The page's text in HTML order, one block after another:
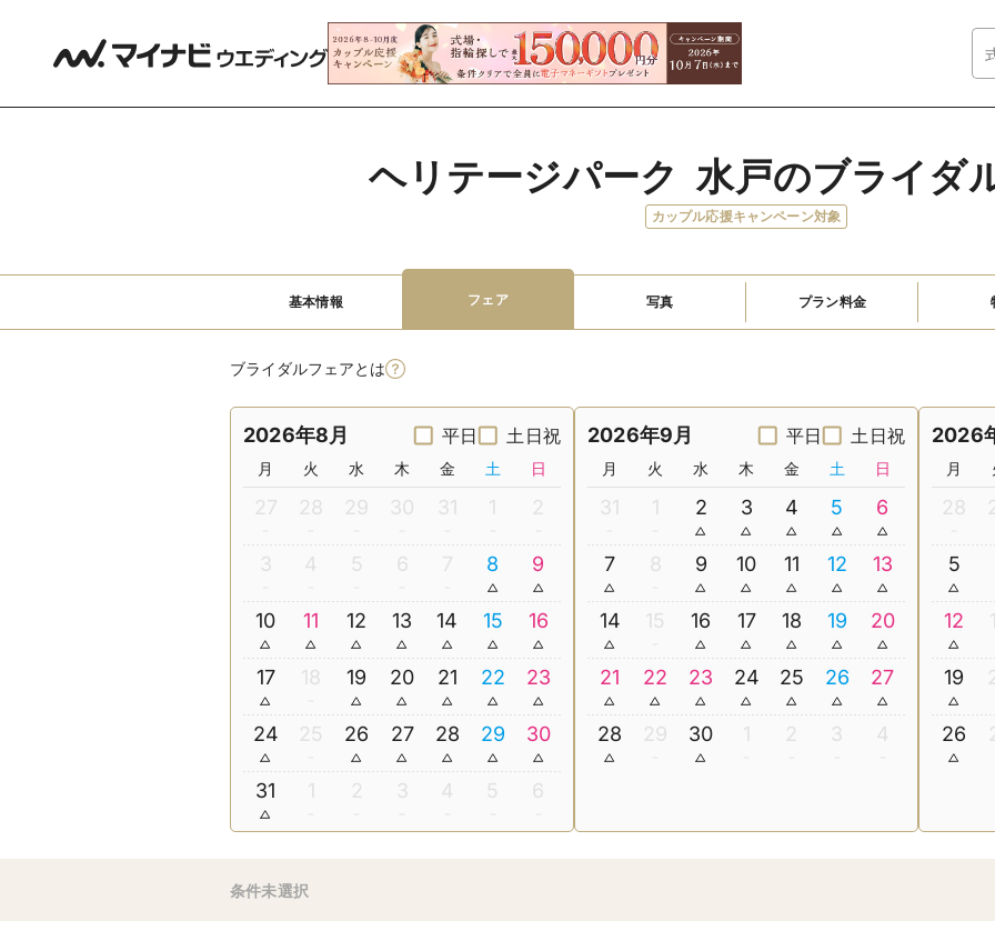
ヘリテージパーク  水戸のブライダ
カップル応援キャンペーン対象
基本情報 フェア 写真 プラン料金
ブライダルフェアとは
2026年8月 平日 土日祝
月 火 水 木 金 土 日
27 28 29 30 31 1 2
3 4 5 6 7 8 9
10 11 12 13 14 15 16
17 18 19 20 21 22 23
24 25 26 27 28 29 30
31 1 2 3 4 5 6
2026年9月 平日 土日祝
月 火 水 木 金 土 日
31 1 2 3 4 5 6
7 8 9 10 11 12 13
14 15 16 17 18 19 20
21 22 23 24 25 26 27
28 29 30 1 2 3 4
2026
月
28
5
12
19
26
条件未選択